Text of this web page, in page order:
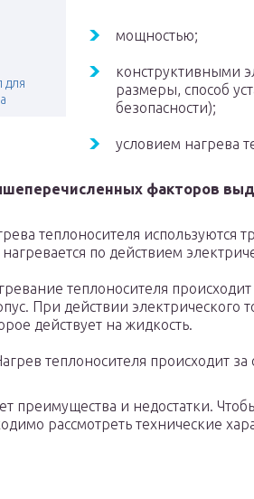
для
мощностью;
конструктивными
размеры, способ
безопасности);
условием нагрева
факторов
теплоносителя используются
по действием
теплоносителя
При действии электрического
действует на жидкость.
теплоносителя происходит
преимущества и недостатки.
рассмотреть технические